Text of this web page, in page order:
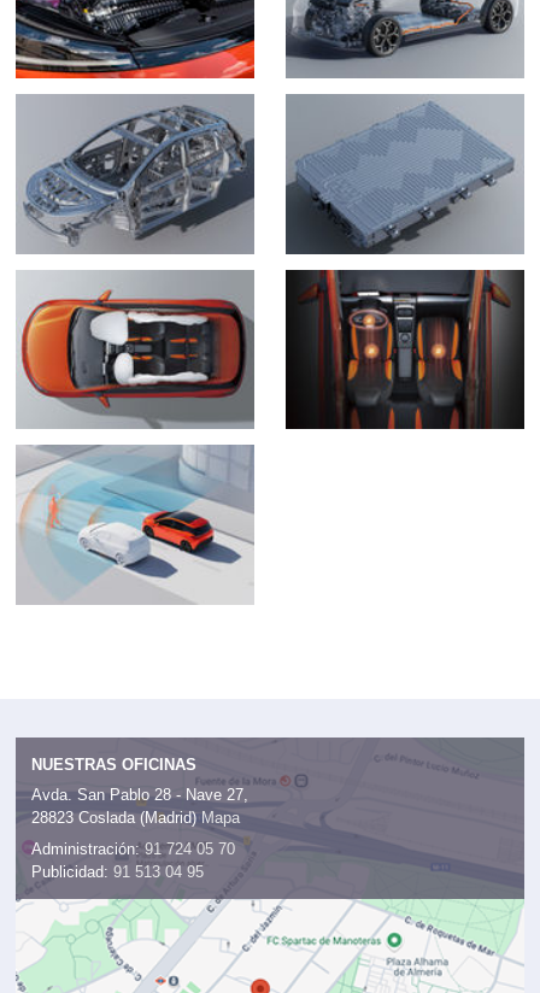
NUESTRAS OFICINAS
Avda. San Pablo 28 - Nave 27,
28823 Coslada (Madrid) Mapa
Administración: 91 724 05 70
Publicidad: 91 513 04 95